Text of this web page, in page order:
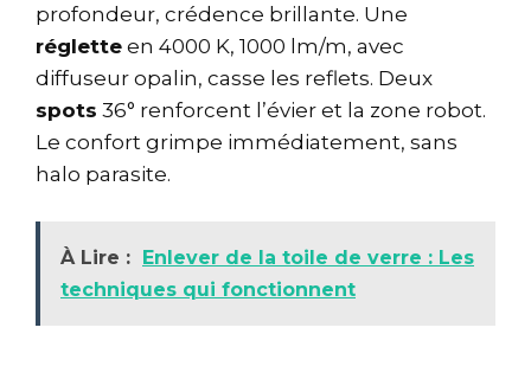
profondeur, crédence brillante. Une
réglette en 4000 K, 1000 lm/m, avec
diffuseur opalin, casse les reflets. Deux
spots 36° renforcent l’évier et la zone robot.
Le confort grimpe immédiatement, sans
halo parasite.
À Lire : Enlever de la toile de verre : Les
techniques qui fonctionnent